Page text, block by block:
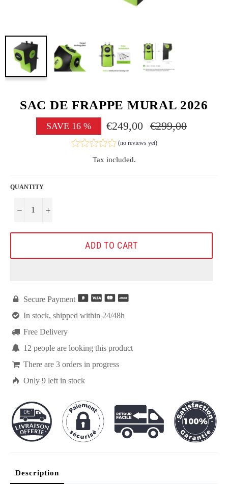
SAC DE FRAPPE MURAL 2026
SAVE 16 % €249,00
Regular
price
€299,00
(no reviews yet)
Tax included.
QUANTITY
− +
ADD TO CART
 Secure Payment
 In stock, shipped within 24/48h
 Free Delivery
 6 people are looking this product
 There are3 orders in progress
 Only9 left in stock
Description